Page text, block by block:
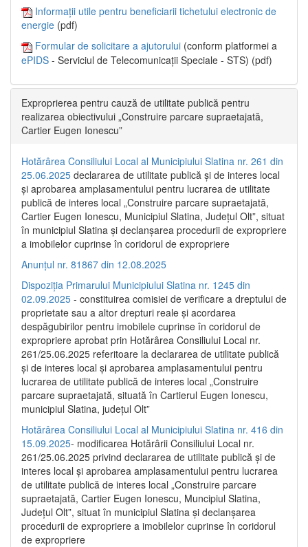
Informații utile pentru beneficiarii tichetului electronic de
energie (pdf)
Formular de solicitare a ajutorului (conform platformei a
ePIDS - Serviciul de Telecomunicații Speciale - STS) (pdf)
Exproprierea pentru cauză de utilitate publică pentru
realizarea obiectivului „Construire parcare supraetajată,
Cartier Eugen Ionescu”
Hotărârea Consiliului Local al Municipiului Slatina nr. 261 din
25.06.2025 declararea de utilitate publică și de interes local
și aprobarea amplasamentului pentru lucrarea de utilitate
publică de interes local „Construire parcare supraetajată,
Cartier Eugen Ionescu, Municipiul Slatina, Județul Olt”, situat
în municipiul Slatina și declanșarea procedurii de expropriere
a imobilelor cuprinse în coridorul de expropriere
Anunțul nr. 81867 din 12.08.2025
Dispoziția Primarului Municipiului Slatina nr. 1245 din
02.09.2025 - constituirea comisiei de verificare a dreptului de
proprietate sau a altor drepturi reale și acordarea
despăgubirilor pentru imobilele cuprinse în coridorul de
expropriere aprobat prin Hotărârea Consiliului Local nr.
261/25.06.2025 referitoare la declararea de utilitate publică
și de interes local și aprobarea amplasamentului pentru
lucrarea de utilitate publică de interes local „Construire
parcare supraetajată, situată în Cartierul Eugen Ionescu,
municipiul Slatina, județul Olt”
Hotărârea Consiliului Local al Municipiului Slatina nr. 416 din
15.09.2025- modificarea Hotărârii Consiliului Local nr.
261/25.06.2025 privind declararea de utilitate publică și de
interes local și aprobarea amplasamentului pentru lucrarea
de utilitate publică de interes local „Construire parcare
supraetajată, Cartier Eugen Ionescu, Muncipiul Slatina,
Județul Olt”, situat în municipiul Slatina și declanșarea
procedurii de expropriere a imobilelor cuprinse în coridorul
de expropriere